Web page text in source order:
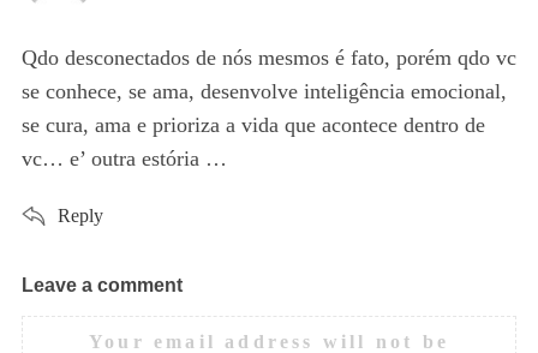
s
:
Qdo desconectados de nós mesmos é fato, porém qdo vc
se conhece, se ama, desenvolve inteligência emocional,
se cura, ama e prioriza a vida que acontece dentro de
vc… e’ outra estória …
Reply
L
e
Leave a comment
Your email address will not be